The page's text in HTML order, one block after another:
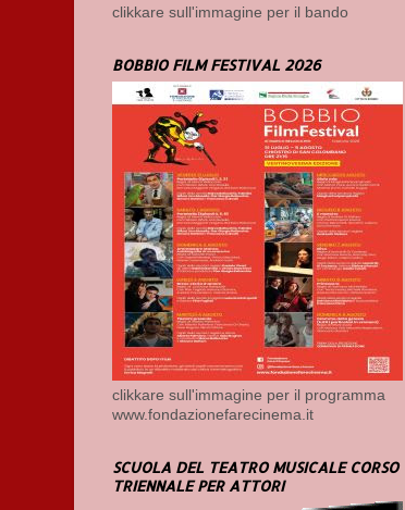
clikkare sull'immagine per il bando
BOBBIO FILM FESTIVAL 2026
clikkare sull'immagine per il programma
www.fondazionefarecinema.it
SCUOLA DEL TEATRO MUSICALE CORSO
TRIENNALE PER ATTORI